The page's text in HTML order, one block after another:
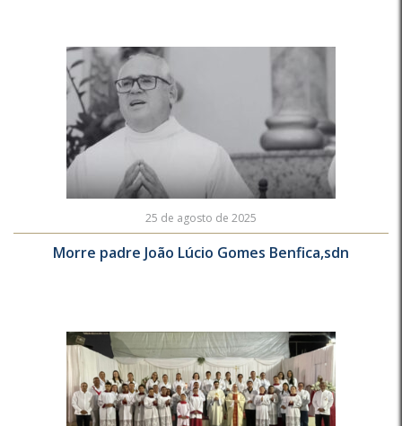
25 de agosto de 2025
Morre padre João Lúcio Gomes Benfica,sdn